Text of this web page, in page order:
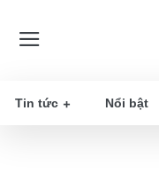
Tin tức Nổi bật